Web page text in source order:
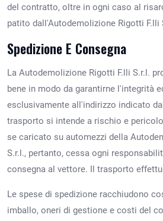
del contratto, oltre in ogni caso al
patito dall'Autodemolizione Rigotti F.lli
Spedizione E Consegna
La Autodemolizione Rigotti F.lli S.r.l.
bene in modo da garantirne l'integrità
esclusivamente all'indirizzo indicato
trasporto si intende a rischio e
se caricato su automezzi della
S.r.l., pertanto, cessa ogni
consegna al vettore. Il trasporto
Le spese di spedizione racchiudono
imballo, oneri di gestione e costi del